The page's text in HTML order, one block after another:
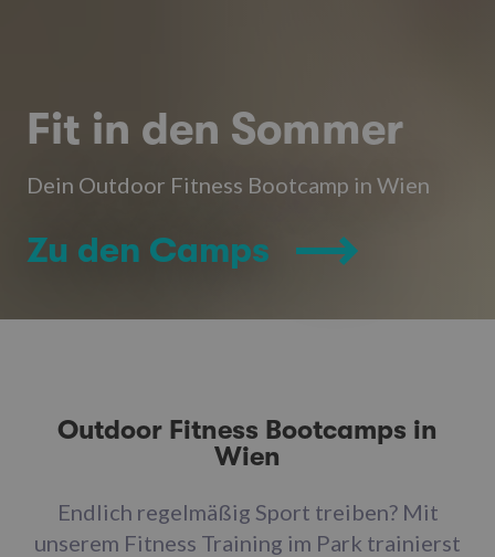
Fit in den Sommer
Dein Outdoor Fitness Bootcamp in Wien
Zu den Camps
Outdoor Fitness Bootcamps in
Wien
Endlich regelmäßig Sport treiben? Mit
unserem Fitness Training im Park trainierst